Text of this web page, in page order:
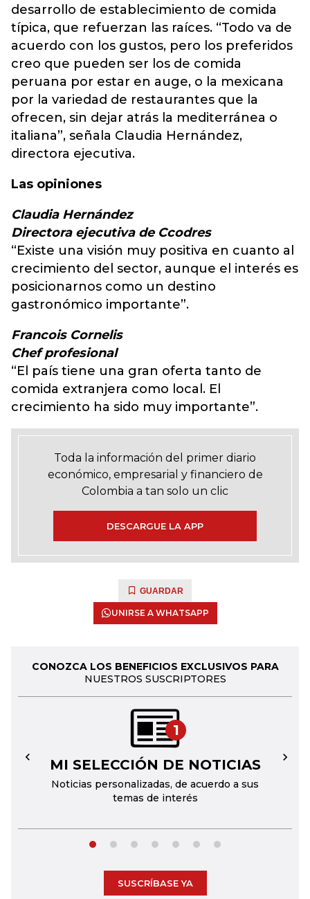
desarrollo de establecimiento de comida
típica, que refuerzan las raíces. “Todo va de
acuerdo con los gustos, pero los preferidos
creo que pueden ser los de comida
peruana por estar en auge, o la mexicana
por la variedad de restaurantes que la
ofrecen, sin dejar atrás la mediterránea o
italiana”, señala Claudia Hernández,
directora ejecutiva.
Las opiniones
Claudia Hernández
Directora ejecutiva de Ccodres
“Existe una visión muy positiva en cuanto al
crecimiento del sector, aunque el interés es
posicionarnos como un destino
gastronómico importante”.
Francois Cornelis
Chef profesional
“El país tiene una gran oferta tanto de
comida extranjera como local. El
crecimiento ha sido muy importante”.
Toda la información del primer diario
económico, empresarial y financiero de
Colombia a tan solo un clic
DESCARGUE LA APP
GUARDAR
UNIRSE A WHATSAPP
CONOZCA LOS BENEFICIOS EXCLUSIVOS PARA
NUESTROS SUSCRIPTORES
1
MI SELECCIÓN DE NOTICIAS
Noticias personalizadas, de acuerdo a sus
temas de interés
← →
SUSCRÍBASE YA